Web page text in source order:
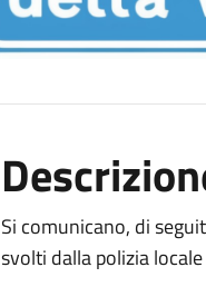
Si comunicano, di
svolti dalla polizia